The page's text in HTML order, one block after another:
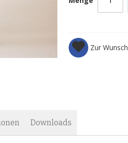
Zur
Downloads